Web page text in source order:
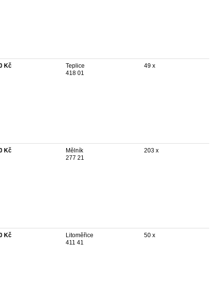
Kč
Teplice
418 01
49 x
Kč
Mělník
277 21
203 x
Kč
Litoměřice
411 41
50 x